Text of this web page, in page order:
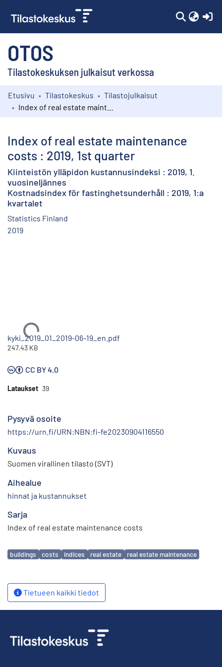
OTOS
Tilastokeskuksen julkaisut verkossa
Kokoelmat
Etusivu Tilastokeskus
Tilastojulkaisut
Index of real estate maintenance
costs : 2019, 1st quarter
Kiinteistön ylläpidon kustannusindeksi : 2019, 1.
vuosineljännes
Kostnadsindex för fastinghetsunderhåll : 2019, 1:a
kvartalet
Statistics Finland
2019
Ladataan...
kyki_2019_01_2019-06-19_en.pdf
247.43 KB
CC BY 4.0
Lataukset 39
Pysyvä osoite
https://urn.fi/URN:NBN:fi-fe20230904116550
Kuvaus
Suomen virallinen tilasto (SVT)
Aihealue
hinnat ja kustannukset
Sarja
Index of real estate maintenance costs
Avainsanat
buildings costs indices real estate real estate maintenance
Tietueen kaikki tiedot